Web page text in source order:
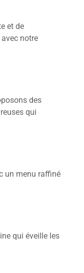
et de
notre
des
qui
un menu raffiné
qui éveille les